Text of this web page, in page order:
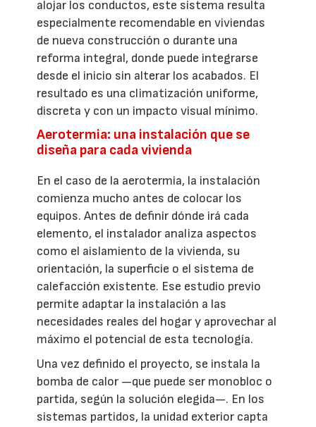
alojar los conductos, este sistema resulta
especialmente recomendable en viviendas
de nueva construcción o durante una
reforma integral, donde puede integrarse
desde el inicio sin alterar los acabados. El
resultado es una climatización uniforme,
discreta y con un impacto visual mínimo.
Aerotermia: una instalación que se
diseña para cada vivienda
En el caso de la aerotermia, la instalación
comienza mucho antes de colocar los
equipos. Antes de definir dónde irá cada
elemento, el instalador analiza aspectos
como el aislamiento de la vivienda, su
orientación, la superficie o el sistema de
calefacción existente. Ese estudio previo
permite adaptar la instalación a las
necesidades reales del hogar y aprovechar al
máximo el potencial de esta tecnología.
Una vez definido el proyecto, se instala la
bomba de calor —que puede ser monobloc o
partida, según la solución elegida—. En los
sistemas partidos, la unidad exterior capta